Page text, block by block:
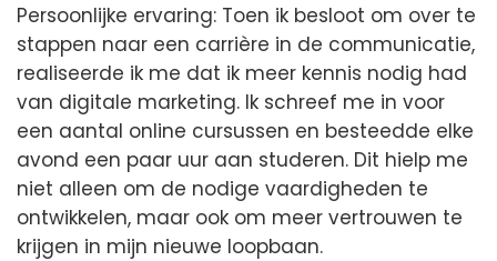
Persoonlijke ervaring: Toen ik besloot om over te
stappen naar een carrière in de communicatie,
realiseerde ik me dat ik meer kennis nodig had
van digitale marketing. Ik schreef me in voor
een aantal online cursussen en besteedde elke
avond een paar uur aan studeren. Dit hielp me
niet alleen om de nodige vaardigheden te
ontwikkelen, maar ook om meer vertrouwen te
krijgen in mijn nieuwe loopbaan.